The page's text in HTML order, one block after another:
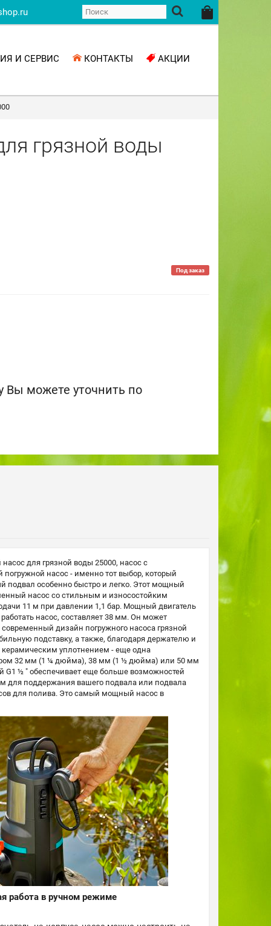
И СЕРВИС КОНТАКТЫ АКЦИИ
грязной воды
Под заказ
можете уточнить по
для грязной воды 25000, насос с
насос - именно тот выбор, который
подвал особенно быстро и легко. Этот мощный
насос со стильным и износостойким
11 м при давлении 1,1 бар. Мощный двигатель
насос, составляет 38 мм. Он может
дизайн погружного насоса грязной
подставку, а также, благодаря держателю и
керамическим уплотнением - еще одна
32 мм (1 ¼ дюйма), 38 мм (1 ½ дюйма) или 50 мм
G1 ½ " обеспечивает еще больше возможностей
для поддержания вашего подвала или подвала
для полива. Это самый мощный насос в
работа в ручном режиме